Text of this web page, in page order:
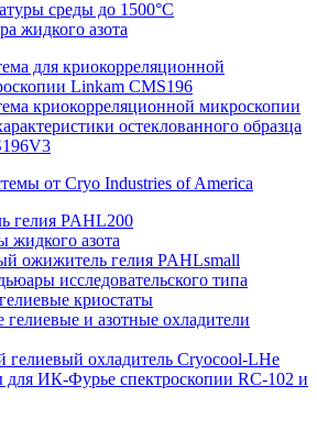
среды до 1500°C
жидкого азота
для криокорреляционной
Linkam CMS196
криокорреляционной микроскопии
остеклованного образца
от Cryo Industries of America
гелия PAHL200
жидкого азота
ожижитель гелия PAHLsmall
исследовательского типа
криостаты
гелиевые и азотные охладители
гелиевый охладитель Cryocool-LHe
для ИК-Фурье спектроскопии RC-102 и